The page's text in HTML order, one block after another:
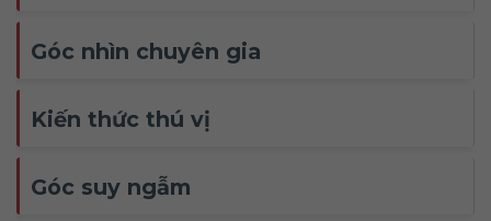
Góc nhìn chuyên gia
Kiến thức thú vị
Góc suy ngẫm